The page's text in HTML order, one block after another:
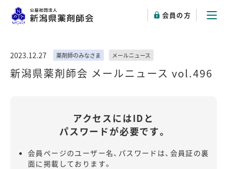
会員の方
新潟県薬剤師会 メールニュース vol.496
2023.12.27 薬剤師のみなさま メールニュース
アクセスにはIDと
パスワードが必要です。
会員ページのユーザー名、パスワードは、会員証の裏
面に掲載しております。